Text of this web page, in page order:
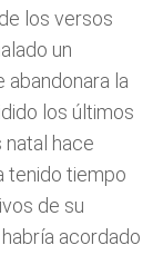
los versos
un
abandonara la
los últimos
natal hace
tenido tiempo
de su
acordado